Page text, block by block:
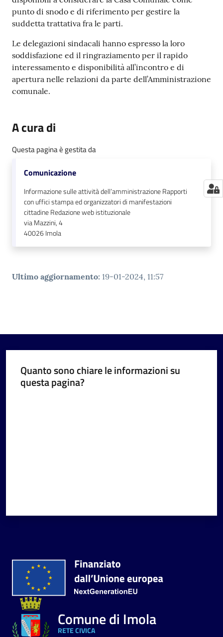
punto di snodo e di riferimento per gestire la
suddetta trattativa fra le parti.
Le delegazioni sindacali hanno espresso la loro
soddisfazione ed il ringraziamento per il rapido
interessamento e disponibilità all’incontro e di
apertura nelle relazioni da parte dell’Amministrazione
comunale.
A cura di
Questa pagina è gestita da
Comunicazione
Informazione sulle attività dell’amministrazione Rapporti
con uffici stampa ed organizzatori di manifestazioni
cittadine Redazione web istituzionale
via Mazzini, 4
40026Imola
Ultimo aggiornamento: 19-01-2024, 11:57
Quanto sono chiare le informazioni su
questa pagina?
Comune di Imola
RETE CIVICA